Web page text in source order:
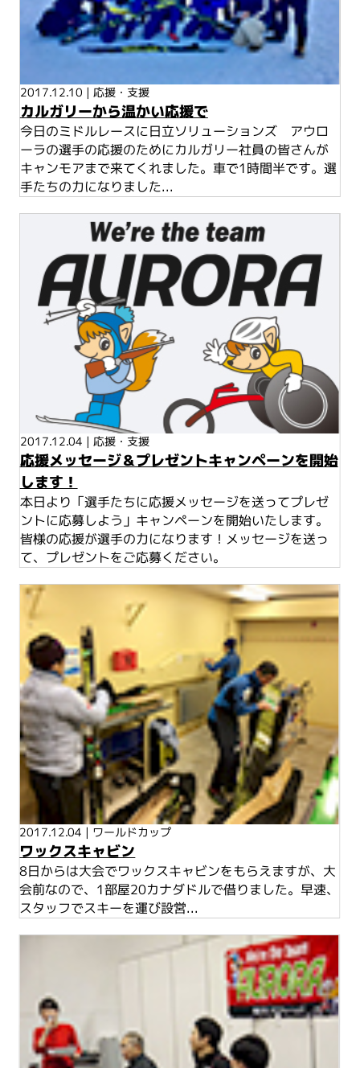
2017.12.10 | 応援・支援
カルガリーから温かい応援で
今日のミドルレースに日立ソリューションズ アウロ
ーラの選手の応援のためにカルガリー社員の皆さんが
キャンモアまで来てくれました。車で1時間半です。選
手たちの力になりました...
2017.12.04 | 応援・支援
応援メッセージ＆プレゼントキャンペーンを開始
します！
本日より「選手たちに応援メッセージを送ってプレゼ
ントに応募しよう」キャンペーンを開始いたします。
皆様の応援が選手の力になります！メッセージを送っ
て、プレゼントをご応募ください。
2017.12.04 | ワールドカップ
ワックスキャビン
8日からは大会でワックスキャビンをもらえますが、大
会前なので、1部屋20カナダドルで借りました。早速、
スタッフでスキーを運び設営...